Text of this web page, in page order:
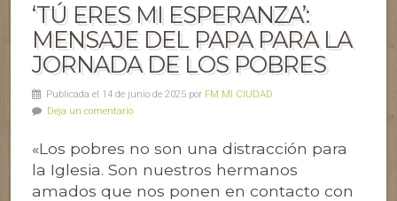
‘TÚ ERES MI ESPERANZA’:
MENSAJE DEL PAPA PARA LA
JORNADA DE LOS POBRES
Publicada el 14 de junio de 2025 por FM MI CIUDAD
Deja un comentario
«Los pobres no son una distracción para
la Iglesia. Son nuestros hermanos
amados que nos ponen en contacto con